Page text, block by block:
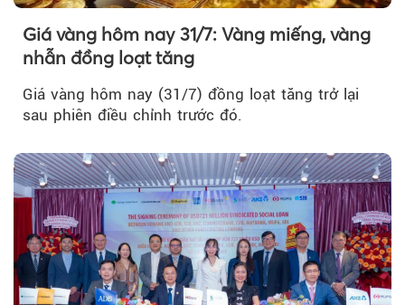
Giá vàng hôm nay 31/7: Vàng miếng, vàng
nhẫn đồng loạt tăng
Giá vàng hôm nay (31/7) đồng loạt tăng trở lại
sau phiên điều chỉnh trước đó.